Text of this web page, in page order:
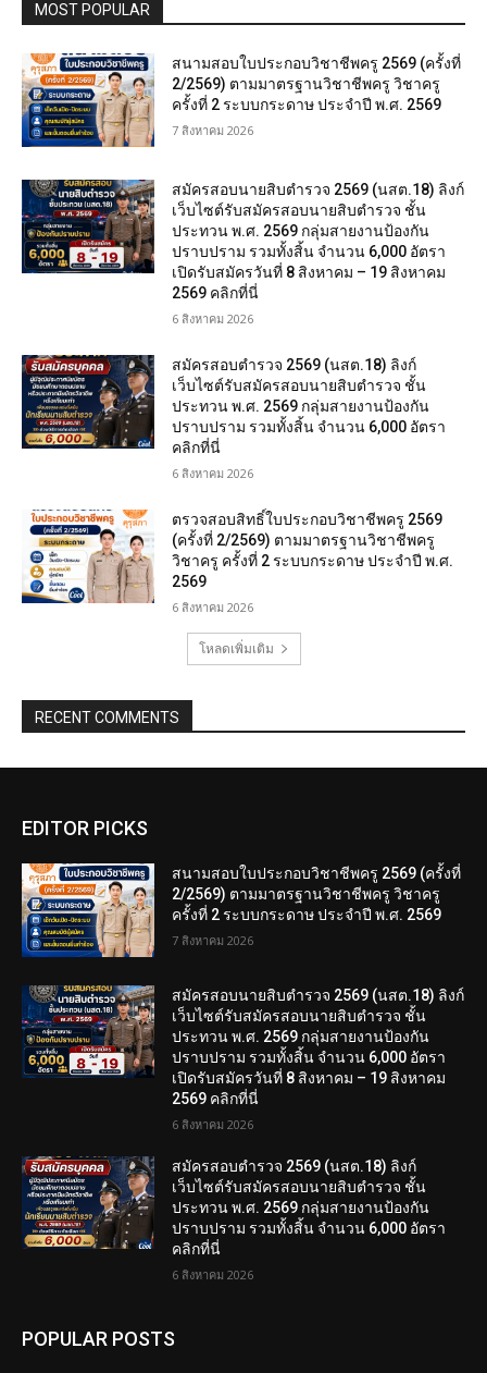
MOST POPULAR
สนามสอบใบประกอบวิชาชีพครู 2569 (ครั้งที่
2/2569) ตามมาตรฐานวิชาชีพครู วิชาครู
ครั้งที่ 2 ระบบกระดาษ ประจำปี พ.ศ. 2569
7 สิงหาคม 2026
สมัครสอบนายสิบตำรวจ 2569 (นสต.18) ลิงก์
เว็บไซต์รับสมัครสอบนายสิบตำรวจ ชั้น
ประทวน พ.ศ. 2569 กลุ่มสายงานป้องกัน
ปราบปราม รวมทั้งสิ้น จำนวน 6,000 อัตรา
เปิดรับสมัครวันที่ 8 สิงหาคม – 19 สิงหาคม
2569 คลิกที่นี่
6 สิงหาคม 2026
สมัครสอบตํารวจ 2569 (นสต.18) ลิงก์
เว็บไซต์รับสมัครสอบนายสิบตำรวจ ชั้น
ประทวน พ.ศ. 2569 กลุ่มสายงานป้องกัน
ปราบปราม รวมทั้งสิ้น จำนวน 6,000 อัตรา
คลิกที่นี่
6 สิงหาคม 2026
ตรวจสอบสิทธิ์ใบประกอบวิชาชีพครู 2569
(ครั้งที่ 2/2569) ตามมาตรฐานวิชาชีพครู
วิชาครู ครั้งที่ 2 ระบบกระดาษ ประจำปี พ.ศ.
2569
6 สิงหาคม 2026
โหลดเพิ่มเติม
RECENT COMMENTS
EDITOR PICKS
สนามสอบใบประกอบวิชาชีพครู 2569 (ครั้งที่
2/2569) ตามมาตรฐานวิชาชีพครู วิชาครู
ครั้งที่ 2 ระบบกระดาษ ประจำปี พ.ศ. 2569
7 สิงหาคม 2026
สมัครสอบนายสิบตำรวจ 2569 (นสต.18) ลิงก์
เว็บไซต์รับสมัครสอบนายสิบตำรวจ ชั้น
ประทวน พ.ศ. 2569 กลุ่มสายงานป้องกัน
ปราบปราม รวมทั้งสิ้น จำนวน 6,000 อัตรา
เปิดรับสมัครวันที่ 8 สิงหาคม – 19 สิงหาคม
2569 คลิกที่นี่
6 สิงหาคม 2026
สมัครสอบตํารวจ 2569 (นสต.18) ลิงก์
เว็บไซต์รับสมัครสอบนายสิบตำรวจ ชั้น
ประทวน พ.ศ. 2569 กลุ่มสายงานป้องกัน
ปราบปราม รวมทั้งสิ้น จำนวน 6,000 อัตรา
คลิกที่นี่
6 สิงหาคม 2026
POPULAR POSTS